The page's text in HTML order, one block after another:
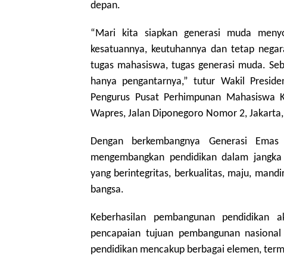
depan.
“Mari kita siapkan generasi muda
kesatuannya, keutuhannya dan tetap
tugas mahasiswa, tugas generasi muda.
hanya pengantarnya,” tutur Wakil
Pengurus Pusat Perhimpunan
Wapres, Jalan Diponegoro Nomor 2,
Dengan berkembangnya Generasi
mengembangkan pendidikan dalam
yang berintegritas, berkualitas, maju,
bangsa.
Keberhasilan pembangunan
pencapaian tujuan pembangunan
pendidikan mencakup berbagai elemen,